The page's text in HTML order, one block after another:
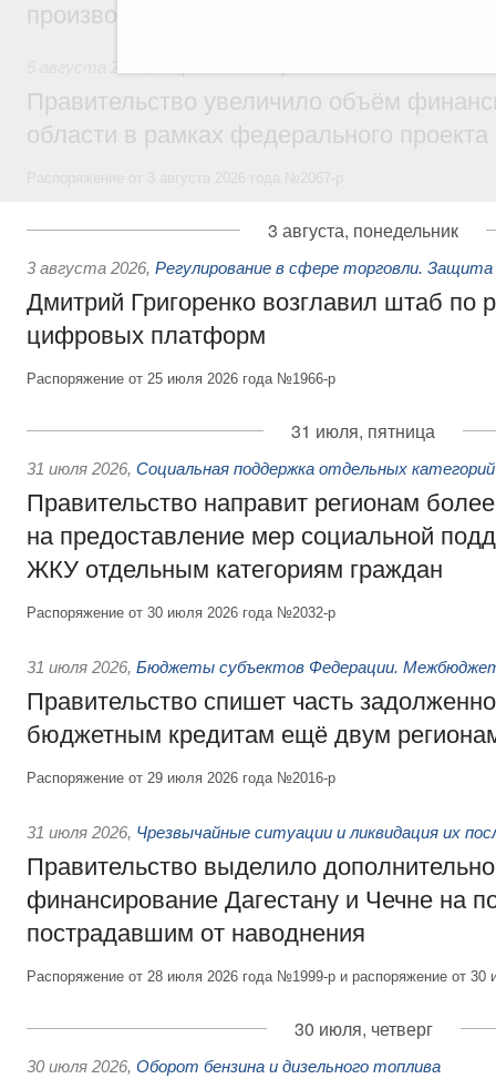
производительности труда
Правительство увеличило объём
области в рамках федерального
3 августа, понедельник
3 августа 2026, Регулирование в сфере торговли.
Дмитрий Григоренко возглавил штаб по
цифровых платформ
Распоряжение от 25 июля 2026 года №1966-р
31 июля, пятница
31 июля 2026, Социальная поддержка отдельных
Правительство направит регионам
на предоставление мер социальной
ЖКУ отдельным категориям граждан
Распоряжение от 30 июля 2026 года №2032-р
31 июля 2026, Бюджеты субъектов Федерации.
Правительство спишет часть
бюджетным кредитам ещё двум
Распоряжение от 29 июля 2026 года №2016-р
31 июля 2026, Чрезвычайные ситуации и ликвидация их
Правительство выделило
финансирование Дагестану и Чечне на
пострадавшим от наводнения
Распоряжение от 28 июля 2026 года №1999-р и распоряжение от
30 июля, четверг
30 июля 2026, Оборот бензина и дизельного топлива